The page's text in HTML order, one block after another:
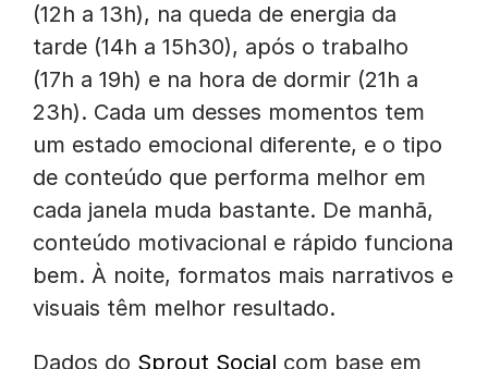
(12h a 13h), na queda de energia da
tarde (14h a 15h30), após o trabalho
(17h a 19h) e na hora de dormir (21h a
23h). Cada um desses momentos tem
um estado emocional diferente, e o tipo
de conteúdo que performa melhor em
cada janela muda bastante. De manhã,
conteúdo motivacional e rápido funciona
bem. À noite, formatos mais narrativos e
visuais têm melhor resultado.
Dados do Sprout Social com base em